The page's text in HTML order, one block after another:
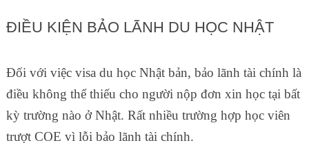
ĐIỀU KIỆN BẢO LÃNH DU HỌC NHẬT
Đối với việc visa du học Nhật bản, bảo lãnh tài chính là
điều không thể thiếu cho người nộp đơn xin học tại bất
kỳ trường nào ở Nhật. Rất nhiều trường hợp học viên
trượt COE vì lỗi bảo lãnh tài chính.